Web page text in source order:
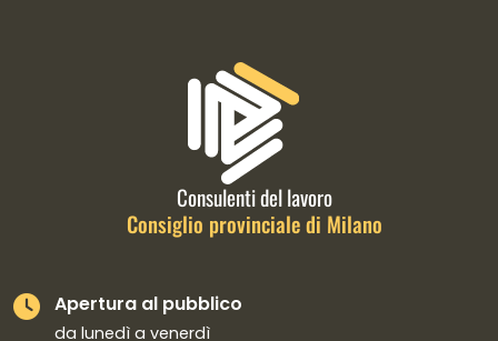
Informazioni di contatto e link
Consulenti del lavoro
Consiglio provinciale di Milano
Apertura al pubblico
da lunedì a venerdì